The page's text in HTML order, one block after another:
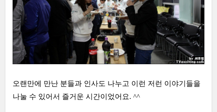
오랜만에 만난 분들과 인사도 나누고 이런 저런 이야기들을
나눌 수 있어서 즐거운 시간이었어요. ^^